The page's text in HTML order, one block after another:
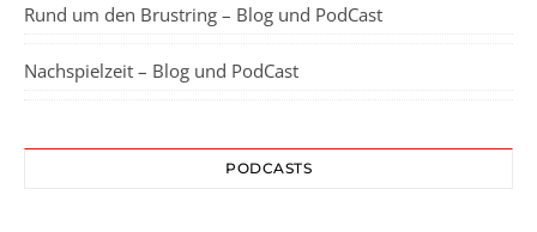
Rund um den Brustring – Blog und PodCast
Nachspielzeit – Blog und PodCast
PODCASTS